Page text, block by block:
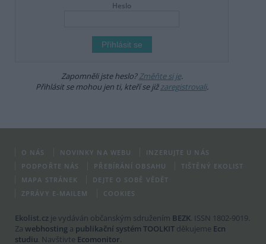
Heslo
Zapomněli jste heslo?Změňte si je.
Přihlásit se mohou jen ti, kteří se jižzaregistrovali.
O NÁS NOVINKY NA WEBU
INZERUJTE U NÁS
PODPOŘTE NÁS
PŘEBÍRÁNÍ OBSAHU
TIŠTĚNÝ EKOLIST
MAPA STRÁNEK
DEJTE O SOBĚ VĚDĚT
ZPRÁVY E-MAILEM
COOKIES
Ekolist.cz je vydáván občanským sdružením BEZK. ISSN 1802-9019.
Za webhosting a publikační systém TOOLKIT děkujeme Ecn
studiu. Navštivte Ecomonitor.